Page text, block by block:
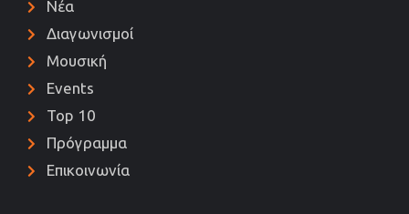
Νέα
Διαγωνισμοί
Μουσική
Events
Top 10
Πρόγραμμα
Επικοινωνία